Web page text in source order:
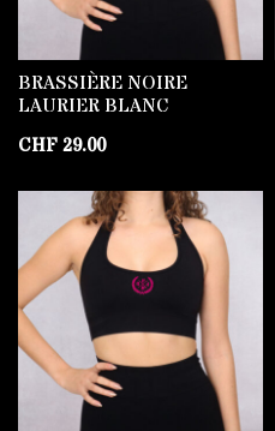
BRASSIÈRE NOIRE
LAURIER BLANC
CHF29.00